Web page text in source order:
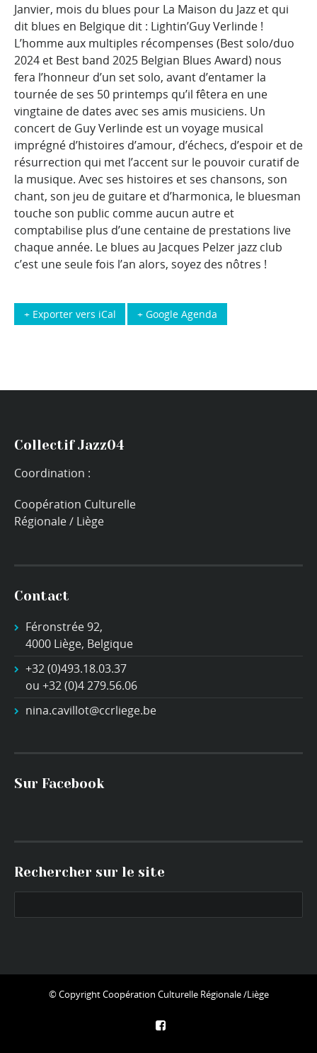
Janvier, mois du blues pour La Maison du Jazz et qui
dit blues en Belgique dit : Lightin’Guy Verlinde !
L’homme aux multiples récompenses (Best solo/duo
2024 et Best band 2025 Belgian Blues Award) nous
fera l’honneur d’un set solo, avant d’entamer la
tournée de ses 50 printemps qu’il fêtera en une
vingtaine de dates avec ses amis musiciens. Un
concert de Guy Verlinde est un voyage musical
imprégné d’histoires d’amour, d’échecs, d’espoir et de
résurrection qui met l’accent sur le pouvoir curatif de
la musique. Avec ses histoires et ses chansons, son
chant, son jeu de guitare et d’harmonica, le bluesman
touche son public comme aucun autre et
comptabilise plus d’une centaine de prestations live
chaque année. Le blues au Jacques Pelzer jazz club
c’est une seule fois l’an alors, soyez des nôtres !
+ Google Agenda
+ Exporter vers iCal
Collectif Jazz04
Coordination :
Coopération Culturelle
Régionale / Liège
Contact
Féronstrée 92,
4000 Liège, Belgique
+32 (0)493.18.03.37
ou +32 (0)4 279.56.06
nina.cavillot@ccrliege.be
Sur Facebook
Rechercher sur le site
© CopyrightCoopération Culturelle Régionale /Liège